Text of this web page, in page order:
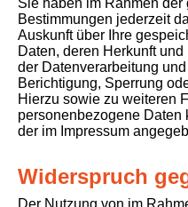
Bestimmungen jederzeit
Auskunft über Ihre
Daten, deren Herkunft
der Datenverarbeitung
Berichtigung, Sperrung
Hierzu sowie zu weiteren
personenbezogene Daten
der im Impressum
Widerspruch
Der Nutzung von im